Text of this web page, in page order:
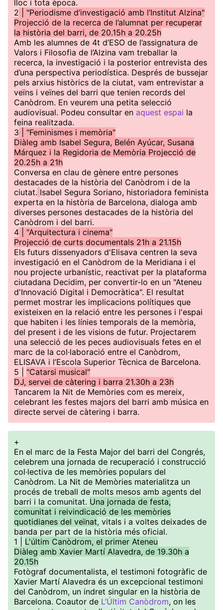
lloc i tota època.
2 | "Periodisme d’investigació amb l’Institut Alzina"
Projecció de la recerca de l’alumnat per recuperar
la història del barri, de 20.15h a 20.25h
Amb les alumnes de 4t d’ESO de l’assignatura de
Valors i Filosofia de l’Alzina vam treballar la
recerca, la investigació i la posterior entrevista des
d’una perspectiva periodística. Després de bussejar
pels arxius històrics de la ciutat, vam entrevistar a
veïns i veïnes del barri que tenien records del
Canòdrom. En veurem una petita selecció
audiovisual. Podeu consultar en aquest espai la
feina realitzada.
3 | "Feminismes i memòria"
Diàleg amb Isabel Segura, Belén Ayúcar, Susana
Márquez i la Regidoria de Memòria Projecció de
20.25h a 21h
Conversa en clau de gènere entre persones
destacades de la història del Canòdrom i de la
ciutat. Isabel Segura Soriano, historiadora feminista
experta en la història de Barcelona, dialoga amb
diverses persones destacades de la història del
Canòdrom i del barri.
4 | "Arquitectura i cinema"
Projecció de curts documentals 21h a 21.15h
Els futurs dissenyadors d'Elisava centren la seva
investigació en el Canòdrom de la Meridiana i el
nou projecte urbanístic, reactivat per la plataforma
ciutadana Decidim, per convertir-lo en un "Ateneu
d'Innovació Digital i Democràtica". El resultat
permet mostrar les implicacions polítiques que
existeixen en la relació entre les persones i l'espai
que habiten i les línies temporals de la memòria,
del present i de les visions de futur. Projectarem
una selecció de les peces audiovisuals fetes en el
marc de la col·laboració entre el Canòdrom,
ELISAVA i l’Escola Superior Tècnica de Barcelona.
5 | "Catarsi musical"
DJ, servei de càtering i barra 21.30h a 23h
Tancarem la Nit de Memòries com es mereix,
celebrant les festes majors del barri amb música en
directe servei de càtering i barra.
+
En el marc de la Festa Major del barri del Congrés,
celebrem una jornada de recuperació i construcció
col·lectiva de les memòries populars del
Canòdrom. La Nit de Memòries materialitza un
procés de treball de molts mesos amb agents del
barri i la comunitat. Una jornada de festa,
comunitat i reivindicació de les memòries
quotidianes del veïnat, vitals i a voltes deixades de
banda per part de la història més oficial.
1 | L'últim Canòdrom, el primer Ateneu
Diàleg amb Xavier Martí Alavedra, de 19.30h a
20.15h
Fotògraf documentalista, el testimoni fotogràfic de
Xavier Martí Alavedra és un excepcional testimoni
del Canòdrom, un indret singular en la història de
Barcelona. Coautor de L’Últim Canòdrom, on les